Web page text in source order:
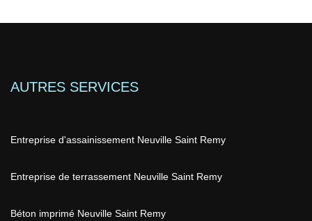
AUTRES SERVICES
Entreprise d'assainissement Neuville Saint Remy
Entreprise de terrassement Neuville Saint Remy
Béton imprimé Neuville Saint Remy